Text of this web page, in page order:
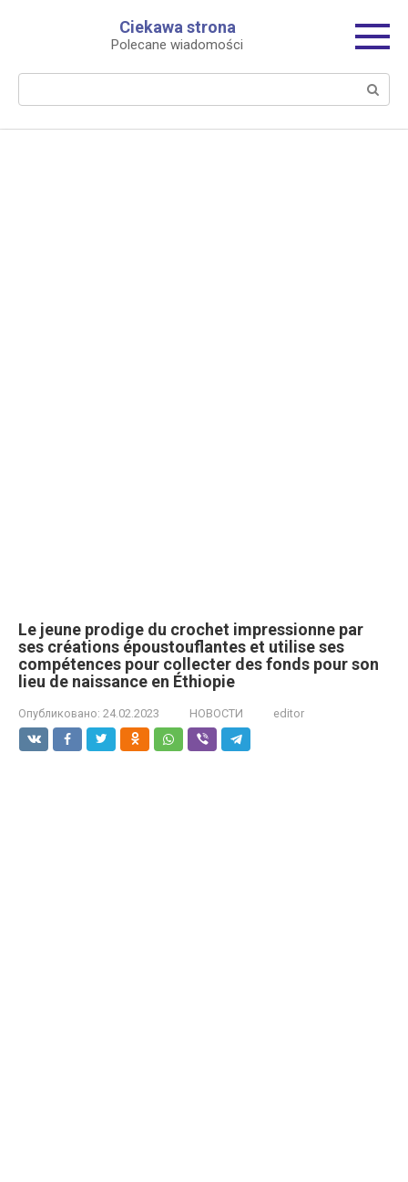
Ciekawa strona
Polecane wiadomości
Le jeune prodige du crochet impressionne par
ses créations époustouflantes et utilise ses
compétences pour collecter des fonds pour son
lieu de naissance en Éthiopie
Опубликовано: 24.02.2023 НОВОСТИ editor